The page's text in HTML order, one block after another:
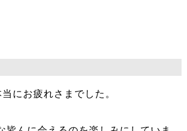
にお疲れさまでした。